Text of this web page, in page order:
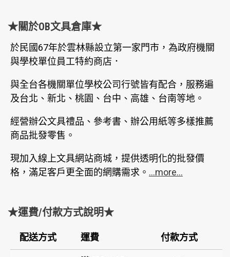
★關於OB文具倉庫★
於民國67年於雲林縣設立第一家門市，為政府機關
與學校單位員工特約商店．
與全台各機關單位學校公司行號皆有配合，服務遍
及台北、新北、桃園、台中、高雄、台南等地。
經營辦公文具禮品、參考書、辦公用紙等多樣推薦
商品批發零售。
現加入線上文具網站商城，提供透明化的批發價
格，滿足客戶更全面的網購需求。 ...more...
★運費/付款方式說明★
配送方式 運費 付款方式